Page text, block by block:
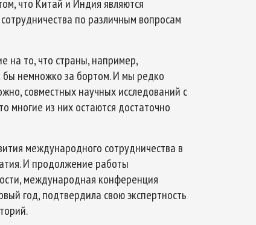
что Китай и Индия являются
по различным вопросам
на то, что страны, например,
бы немножко за бортом. И мы редко
совместных научных исследований с
многие из них остаются достаточно
международного сотрудничества в
И продолжение работы
международная конференция
год, подтвердила свою экспертность